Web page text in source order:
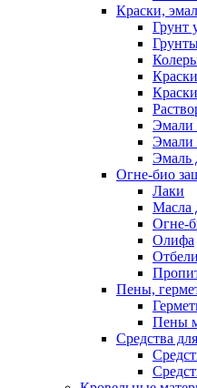
Краски,
Грунт
Эмали
Эмали
Эмаль
Огне-био
Лаки
Масла
Огне-
Олифа
Пены,
Пены
Средства